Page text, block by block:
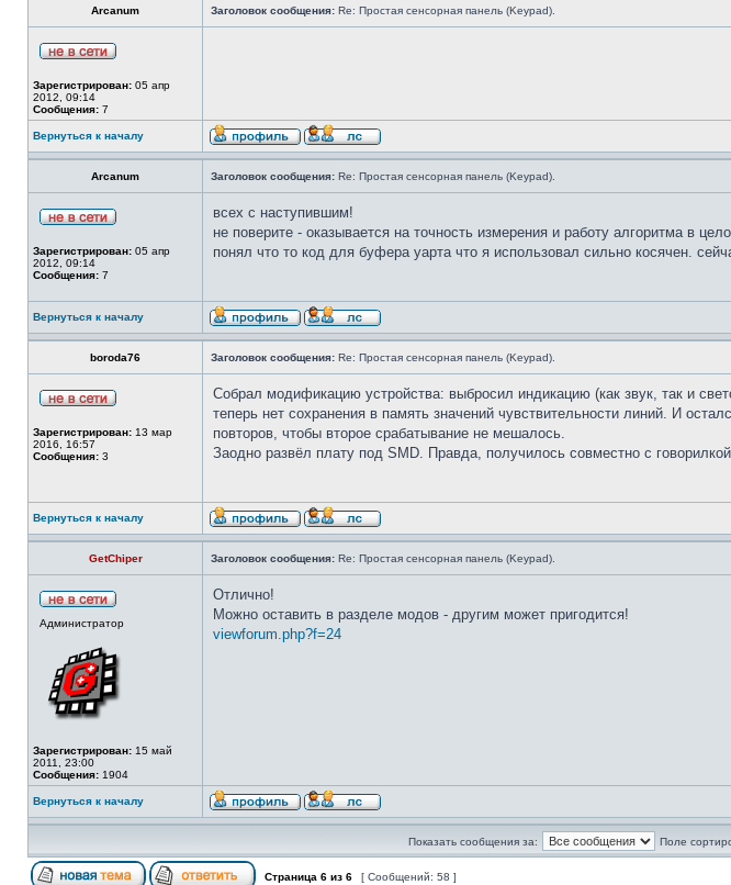
Arcanum Заголовок сообщения: Re: Простая сенсорная панель (Keypad).
Зарегистрирован: 05 апр
2012, 09:14
Сообщения: 7
Вернуться к началу
Arcanum Заголовок сообщения: Re: Простая сенсорная панель (Keypad).
Зарегистрирован: 05 апр
2012, 09:14
Сообщения: 7
всех с наступившим!
не поверите - оказывается на точность измерения и работу алгоритма в
понял что то код для буфера уарта что я использовал сильно косячен.
Вернуться к началу
boroda76 Заголовок сообщения: Re: Простая сенсорная панель (Keypad).
Зарегистрирован: 13 мар
2016, 16:57
Сообщения: 3
Собрал модификацию устройства: выбросил индикацию (как звук, так и
теперь нет сохранения в память значений чувствительности линий. И
повторов, чтобы второе срабатывание не мешалось.
Заодно развёл плату под SMD. Правда, получилось совместно с говорилкой
Вернуться к началу
GetChiper Заголовок сообщения: Re: Простая сенсорная панель (Keypad).
Администратор
Зарегистрирован: 15 май
2011, 23:00
Сообщения: 1904
Отлично!
Можно оставить в разделе модов - другим может пригодится!
viewforum.php?f=24
Вернуться к началу
Показать сообщения за: Поле
Страница 6 из 6 [ Сообщений: 58 ]